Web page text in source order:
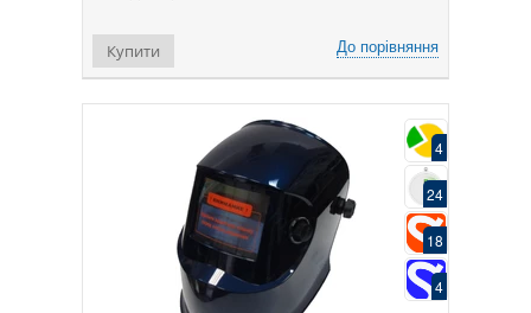
До порівняння
Купити
4
24
18
4